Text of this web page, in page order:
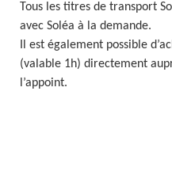
Tous les titres de transport
avec Soléa à la demande.
Il est également possible
(valable 1h) directement
l’appoint.